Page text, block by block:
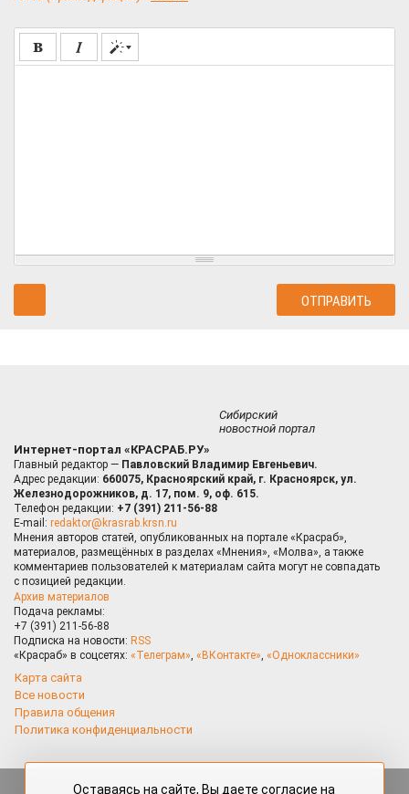
Сибирский
новостной портал
Интернет-портал «КРАСРАБ.РУ»
Главный редактор — Павловский Владимир Евгеньевич.
Адрес редакции: 660075, Красноярский край, г. Красноярск, ул.
Железнодорожников, д. 17, пом. 9, оф. 615.
Телефон редакции: +7 (391) 211-56-88
E-mail: redaktor@krasrab.krsn.ru
Мнения авторов статей, опубликованных на портале «Красраб»,
материалов, размещённых в разделах «Мнения», «Молва», а также
комментариев пользователей к материалам сайта могут не совпадать
с позицией редакции.
Архив материалов
Подача рекламы:
+7 (391) 211-56-88
Подписка на новости: RSS
«Красраб» в соцсетях: «Телеграм», «ВКонтакте», «Одноклассники»
Карта сайта
Все новости
Правила общения
Политика конфиденциальности
Оставаясь на сайте, Вы даете согласие на